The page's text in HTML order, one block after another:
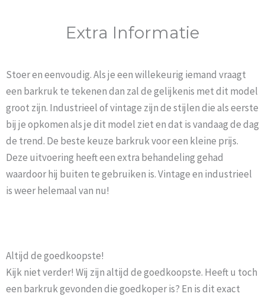
Extra Informatie
Stoer en eenvoudig. Als je een willekeurig iemand vraagt
een barkruk te tekenen dan zal de gelijkenis met dit model
groot zijn. Industrieel of vintage zijn de stijlen die als eerste
bij je opkomen als je dit model ziet en dat is vandaag de dag
de trend. De beste keuze barkruk voor een kleine prijs.
Deze uitvoering heeft een extra behandeling gehad
waardoor hij buiten te gebruiken is. Vintage en industrieel
is weer helemaal van nu!
Altijd de goedkoopste!
Kijk niet verder! Wij zijn altijd de goedkoopste. Heeft u toch
een barkruk gevonden die goedkoper is? En is dit exact